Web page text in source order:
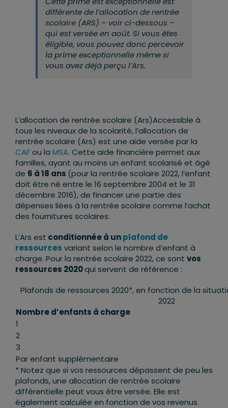
différente de l’allocation de rentrée
scolaire (ARS) – voir ci-dessous –
qui est versée en août. Si vous êtes
éligible, vous pouvez donc percevoir
la prime exceptionnelle même si
vous avez déjà perçu l’Ars.
L’allocation de rentrée scolaire (Ars)Accessible à
tous les niveaux de la scolarité, l’allocation de
rentrée scolaire (Ars) est une aide versée par la
CAFou la MSA. Cette aide financière permet aux
familles, ayant au moins un enfant scolarisé et âgé
de 6 à 18 ans (pour la rentrée scolaire 2022, l’enfant
doit être né entre le 16 septembre 2004 et le 31
décembre 2016), de financer une partie des
dépenses liées à la rentrée scolaire comme l’achat
des fournitures scolaires.
L’Ars est conditionnée à unplafond de
ressources variant selon le nombre d’enfant à
charge. Pour la rentrée scolaire 2022, ce sont vos
ressources 2020qui servent de référence :
Plafonds de ressources 2020*, en fonction de la
2022
Nombre d’enfants à charge
1
2
3
Par enfant supplémentaire
* Notez que si vos ressources dépassent de peu les
plafonds, une allocation de rentrée scolaire
différentielle peut vous être versée. Elle est
également calculée en fonction de vos revenus.